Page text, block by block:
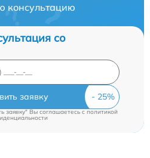
консультацию
со
заявку
заявку" Вы соглашаетесь cполитикой